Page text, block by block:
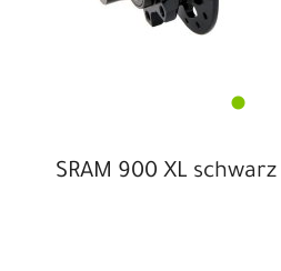
SRAM 900 XL schwarz